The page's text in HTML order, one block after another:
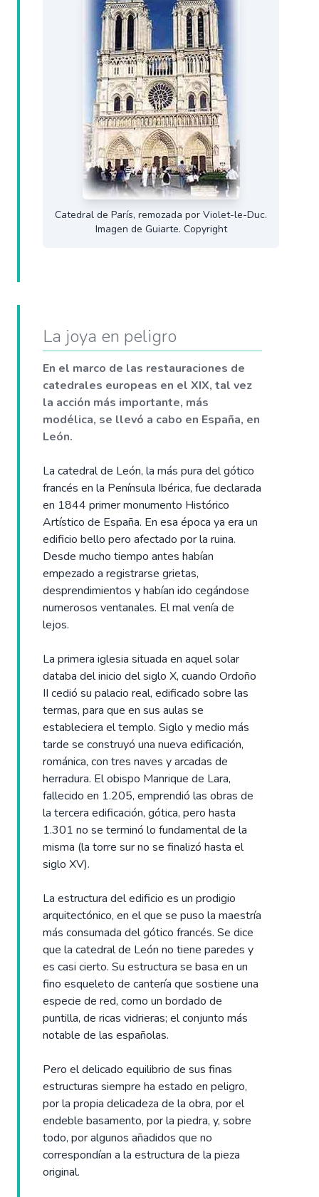
Catedral de París, remozada por Violet-le-Duc.
Imagen de Guiarte. Copyright
La joya en peligro
En el marco de las restauraciones de
catedrales europeas en el XIX, tal vez
la acción más importante, más
modélica, se llevó a cabo en España, en
León.
La catedral de León, la más pura del gótico
francés en la Península Ibérica, fue declarada
en 1844 primer monumento Histórico
Artístico de España. En esa época ya era un
edificio bello pero afectado por la ruina.
Desde mucho tiempo antes habían
empezado a registrarse grietas,
desprendimientos y habían ido cegándose
numerosos ventanales. El mal venía de
lejos.
La primera iglesia situada en aquel solar
databa del inicio del siglo X, cuando Ordoño
II cedió su palacio real, edificado sobre las
termas, para que en sus aulas se
estableciera el templo. Siglo y medio más
tarde se construyó una nueva edificación,
románica, con tres naves y arcadas de
herradura. El obispo Manrique de Lara,
fallecido en 1.205, emprendió las obras de
la tercera edificación, gótica, pero hasta
1.301 no se terminó lo fundamental de la
misma (la torre sur no se finalizó hasta el
siglo XV).
La estructura del edificio es un prodigio
arquitectónico, en el que se puso la maestría
más consumada del gótico francés. Se dice
que la catedral de León no tiene paredes y
es casi cierto. Su estructura se basa en un
fino esqueleto de cantería que sostiene una
especie de red, como un bordado de
puntilla, de ricas vidrieras; el conjunto más
notable de las españolas.
Pero el delicado equilibrio de sus finas
estructuras siempre ha estado en peligro,
por la propia delicadeza de la obra, por el
endeble basamento, por la piedra, y, sobre
todo, por algunos añadidos que no
correspondían a la estructura de la pieza
original.